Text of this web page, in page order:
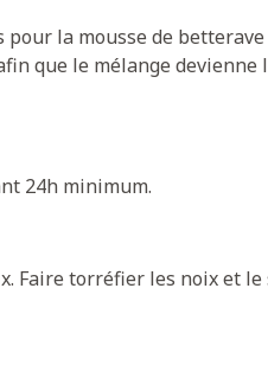
la mousse de
que le mélange devienne
24h minimum.
Faire torréfier les noix et